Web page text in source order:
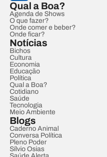
Qual a Boa?
Agenda de Shows
O que fazer?
Onde comer e beber?
Onde ficar?
Notícias
Bichos
Cultura
Economia
Educação
Política
Qual a Boa?
Cotidiano
Saúde
Tecnologia
Meio Ambiente
Blogs
Caderno Animal
Conversa Política
Pleno Poder
Sílvio Osias